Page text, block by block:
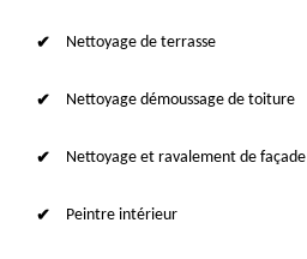
Nettoyage de terrasse
Nettoyage démoussage de toiture
Nettoyage et ravalement de façade
Peintre intérieur